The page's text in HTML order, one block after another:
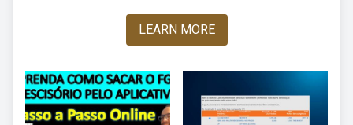
LEARN MORE